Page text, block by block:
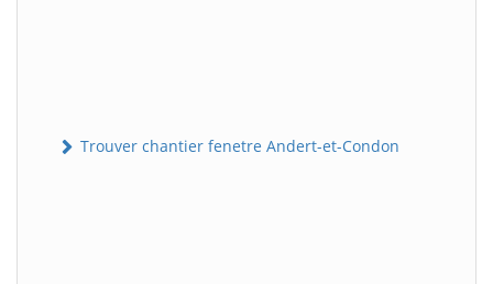
Trouver chantier fenetre Andert-et-Condon